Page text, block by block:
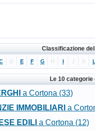
Classificazione
D E F G H I J K
Le 10
a Cortona (33)
IMMOBILIARI a
EDILI a Cortona (12)